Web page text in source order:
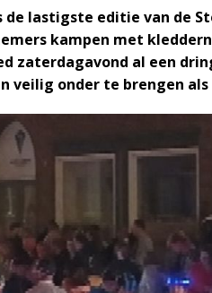
is de lastigste editie van
kampen met
zaterdagavond al een
veilig onder te brengen